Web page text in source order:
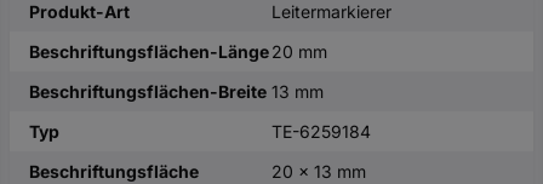
Produkt-Art
Leitermarkierer
Beschriftungsflächen-Länge20 mm
Beschriftungsflächen-Breite 13 mm
Typ
TE-6259184
Beschriftungsfläche
20 x 13 mm